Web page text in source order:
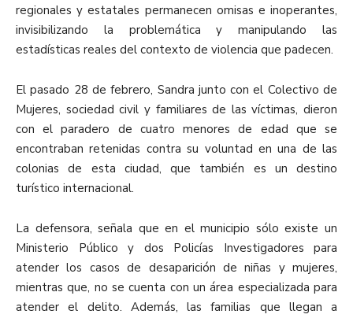
regionales y estatales permanecen omisas e inoperantes,
invisibilizando la problemática y manipulando las
estadísticas reales del contexto de violencia que padecen.
El pasado 28 de febrero, Sandra junto con el Colectivo de
Mujeres, sociedad civil y familiares de las víctimas, dieron
con el paradero de cuatro menores de edad que se
encontraban retenidas contra su voluntad en una de las
colonias de esta ciudad, que también es un destino
turístico internacional.
La defensora, señala que en el municipio sólo existe un
Ministerio Público y dos Policías Investigadores para
atender los casos de desaparición de niñas y mujeres,
mientras que, no se cuenta con un área especializada para
atender el delito. Además, las familias que llegan a